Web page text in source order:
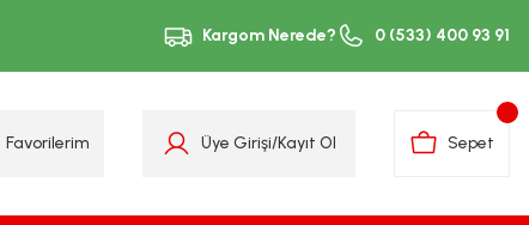
Kargom Nerede? 0 (533) 400 93 91
Favorilerim Üye Girişi/Kayıt Ol Sepet